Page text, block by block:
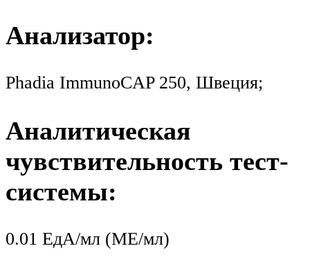
Анализатор:
Phadia ImmunoCAP 250, Швеция;
Аналитическая
чувствительность тест-
системы:
0.01 ЕдА/мл (МЕ/мл)